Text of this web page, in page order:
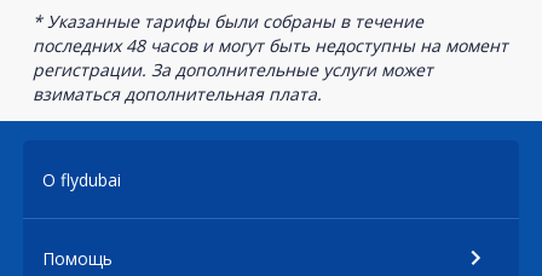
* Указанные тарифы были собраны в течение
последних 48 часов и могут быть недоступны на момент
регистрации. За дополнительные услуги может
взиматься дополнительная плата.
О flydubai
Помощь